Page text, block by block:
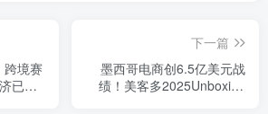
跨境赛
已成
下一篇
墨西哥电商创6.5亿美元战
绩！美客多2025Unboxing